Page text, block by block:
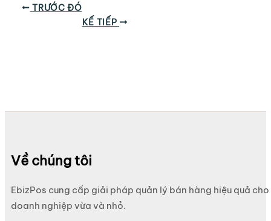
TRƯỚC ĐÓ
KẾ TIẾP
Về chúng tôi
EbizPos cung cấp giải pháp quản lý bán hàng hiệu quả cho
doanh nghiệp vừa và nhỏ.